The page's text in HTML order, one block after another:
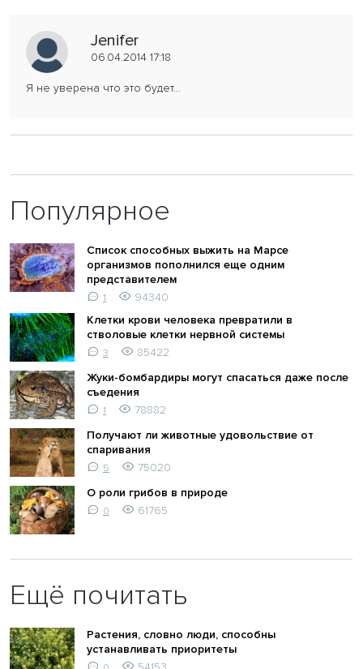
Jenifer
06.04.2014 17:18
Я не уверена что это будет...
Популярное
Список способных выжить на Марсе
организмов пополнился еще одним
представителем
1
94340
Клетки крови человека превратили в
стволовые клетки нервной системы
3
85422
Жуки-бомбардиры могут спасаться даже после
съедения
1
78882
Получают ли животные удовольствие от
спаривания
5
75020
О роли грибов в природе
0 61765
Ещё почитать
Растения, словно люди, способны
устанавливать приоритеты